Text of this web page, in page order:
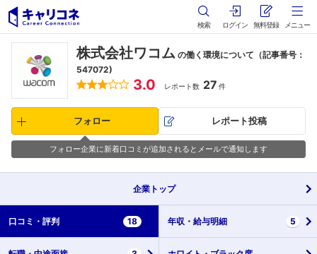
検索 ログイン 無料登録 メニュー
株式会社ワコム の働く環境について（記事番号：
547072)
3.0 レポート数 27 件
フォロー レポート投稿
フォロー企業に新着口コミが追加されるとメールで通知します
企業 トップ
口コミ・ 評判 18 年収・ 給与明細 5